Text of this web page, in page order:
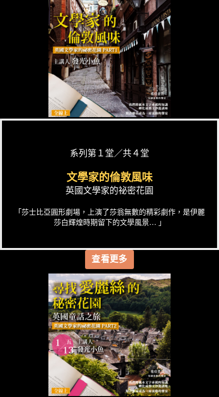
系列第１堂／共４堂
文學家的倫敦風味
英國文學家的祕密花園
「莎士比亞圓形劇場，上演了莎翁無數的精彩劇作，是伊麗
莎白輝煌時期留下的文學風景… 」
查看更多